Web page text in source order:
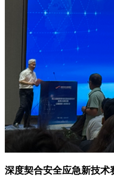
深度契合安全应急新技术